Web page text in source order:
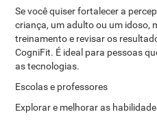
Se você quiser fortalecer a
criança, um adulto ou um idoso,
treinamento e revisar os
CogniFit. É ideal para pessoas
as tecnologias.
Escolas e professores
Explorar e melhorar as